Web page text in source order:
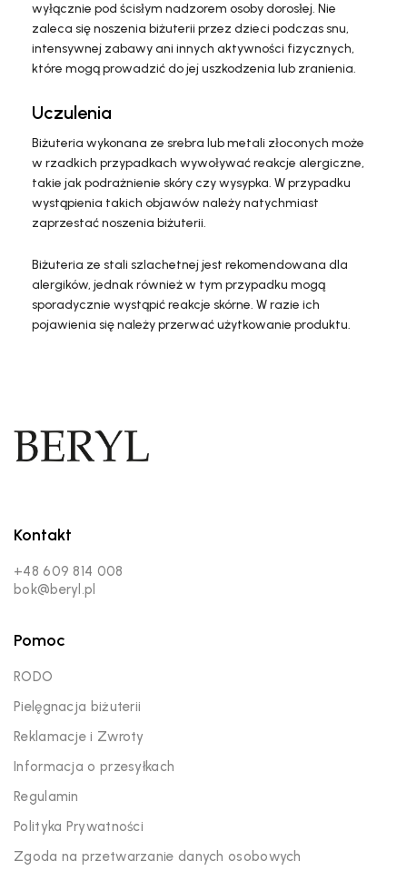
wyłącznie pod ścisłym nadzorem osoby dorosłej. Nie
zaleca się noszenia biżuterii przez dzieci podczas snu,
intensywnej zabawy ani innych aktywności fizycznych,
które mogą prowadzić do jej uszkodzenia lub zranienia.
Uczulenia
Biżuteria wykonana ze srebra lub metali złoconych może
w rzadkich przypadkach wywoływać reakcje alergiczne,
takie jak podrażnienie skóry czy wysypka. W przypadku
wystąpienia takich objawów należy natychmiast
zaprzestać noszenia biżuterii.
Biżuteria ze stali szlachetnej jest rekomendowana dla
alergików, jednak również w tym przypadku mogą
sporadycznie wystąpić reakcje skórne. W razie ich
pojawienia się należy przerwać użytkowanie produktu.
Kontakt
+48 609 814 008
bok@beryl.pl
Pomoc
RODO
Pielęgnacja biżuterii
Reklamacje i Zwroty
Informacja o przesyłkach
Regulamin
Polityka Prywatności
Zgoda na przetwarzanie danych osobowych